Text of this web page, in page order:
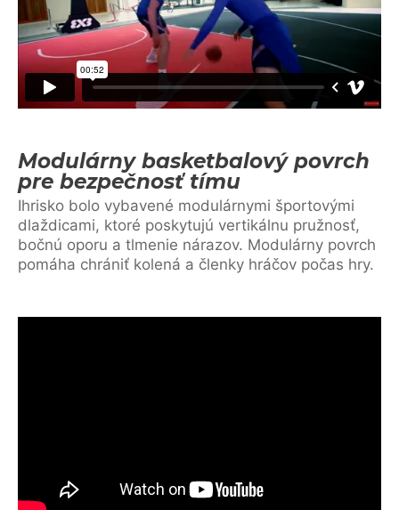
Modulárny basketbalový povrch
pre bezpečnosť tímu
Ihrisko bolo vybavené modulárnymi športovými
dlaždicami, ktoré poskytujú vertikálnu pružnosť,
bočnú oporu a tlmenie nárazov. Modulárny povrch
pomáha chrániť kolená a členky hráčov počas hry.